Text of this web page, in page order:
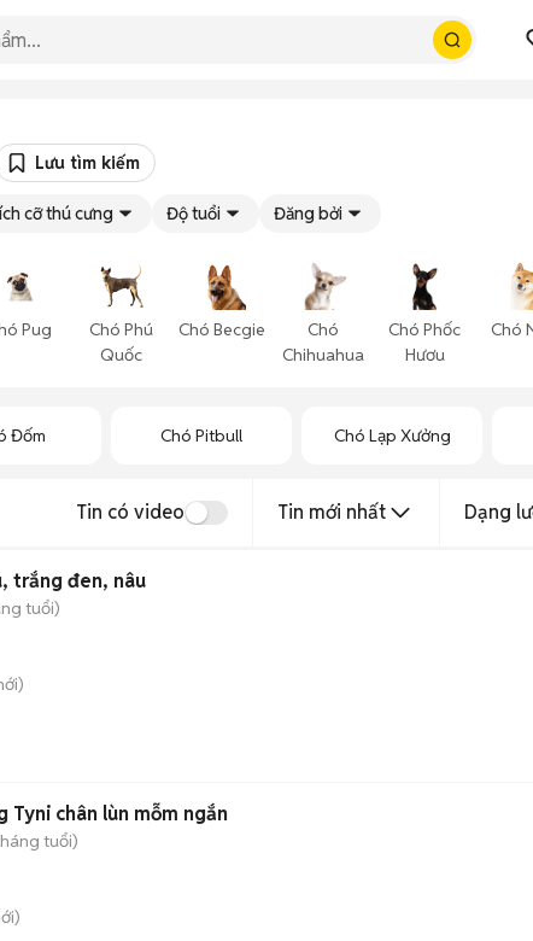
Lưu tìm kiếm
cỡ thú cưng Độ tuổi Đăng bởi
Pug
Chó Phú
Quốc
Chó Becgie
Chó
Chihuahua
Chó Phốc
Hươu
Chó
Đốm Chó Pitbull Chó Lạp Xưởng
Tin có video Tin mới nhất Dạng
trắng đen, nâu
tuổi)
Tyni chân lùn mỗm ngắn
tuổi)